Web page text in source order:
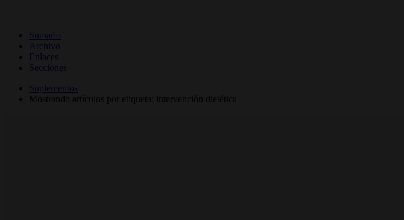
Sumario
Archivo
Enlaces
Secciones
Suplementos
Mostrando artículos por etiqueta: intervención dietética